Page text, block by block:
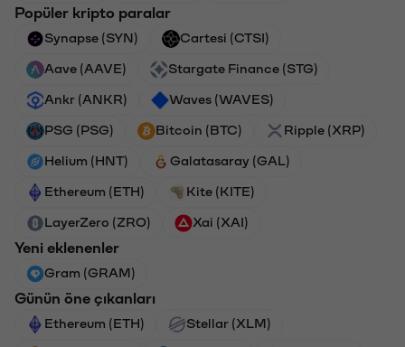
Popüler kripto paralar
Synapse (SYN) Cartesi (CTSI)
Aave (AAVE) Stargate Finance (STG)
Ankr (ANKR) Waves (WAVES)
PSG (PSG) Bitcoin (BTC) Ripple (XRP)
Helium (HNT) Galatasaray (GAL)
Ethereum (ETH) Kite (KITE)
LayerZero (ZRO) Xai (XAI)
Yeni eklenenler
Gram (GRAM)
Günün öne çıkanları
Ethereum (ETH) Stellar (XLM)